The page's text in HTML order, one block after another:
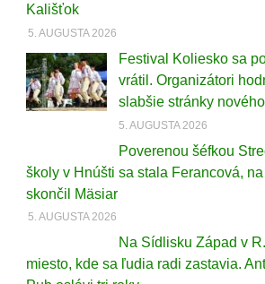
Kališťok
5. AUGUSTA 2026
Festival Koliesko sa
vrátil. Organizátori
slabšie stránky
5. AUGUSTA 2026
Poverenou šéfkou
školy v Hnúšti sa stala Ferancová,
skončil Mäsiar
5. AUGUSTA 2026
Na Sídlisku Západ v
miesto, kde sa ľudia radi zastavia.